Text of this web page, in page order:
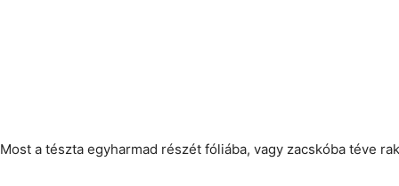
Most a tészta egyharmad részét fóliába, vagy zacskóba téve